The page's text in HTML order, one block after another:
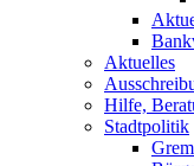
Aktuelles
Hilfe,
Stadtpolitik